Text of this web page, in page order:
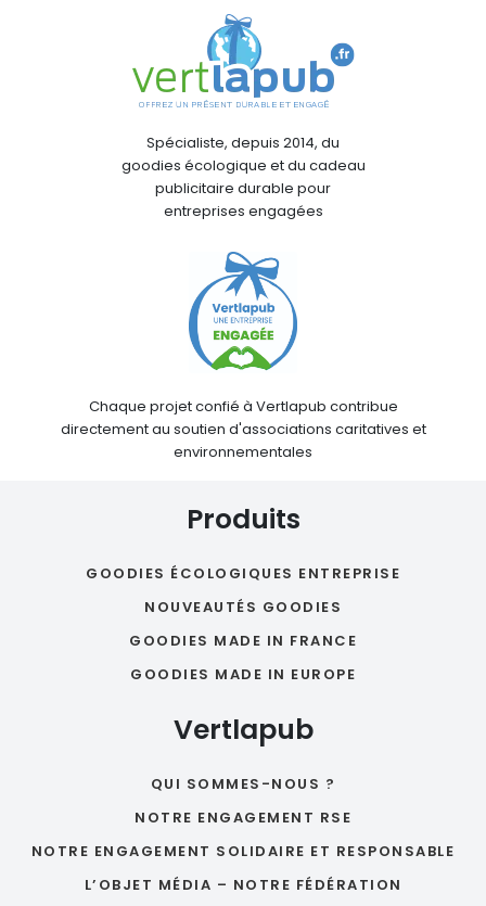
Spécialiste, depuis 2014, du
goodies écologique et du cadeau
publicitaire durable pour
entreprises engagées
Chaque projet confié à Vertlapub contribue
directement au soutien d'associations caritatives et
environnementales
Produits
GOODIES ÉCOLOGIQUES ENTREPRISE
NOUVEAUTÉS GOODIES
GOODIES MADE IN FRANCE
GOODIES MADE IN EUROPE
Vertlapub
QUI SOMMES-NOUS ?
NOTRE ENGAGEMENT RSE
NOTRE ENGAGEMENT SOLIDAIRE ET RESPONSABLE
L’OBJET MÉDIA – NOTRE FÉDÉRATION